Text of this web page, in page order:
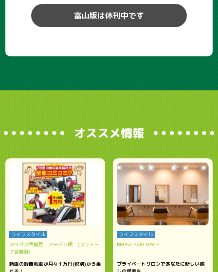
富山版は休刊中です
オススメ情報
ライフスタイル
タックス宮城野 アーバン館 (フラット
７宮城野)
新車の軽自動車が月々１万円(税別)から乗
ライフスタイル
BRUSH HAIR SPACE
プライベートサロンであなたに新しい癒